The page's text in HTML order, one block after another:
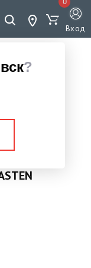
?
Вход
ТУ ВУ
POWER